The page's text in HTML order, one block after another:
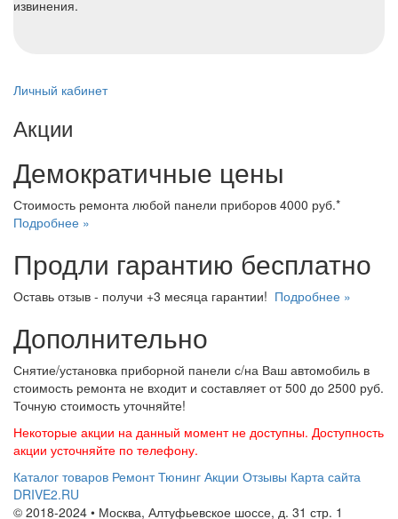
извинения.
Личный кабинет
Акции
Демократичные цены
Стоимость ремонта любой панели приборов 4000 руб.*
Подробнее »
Продли гарантию бесплатно
Оставь отзыв - получи +3 месяца гарантии! Подробнее »
Дополнительно
Снятие/установка приборной панели с/на Ваш автомобиль в
стоимость ремонта не входит и составляет от 500 до 2500 руб.
Точную стоимость уточняйте!
Некоторые акции на данный момент не доступны. Доступность
акции усточняйте по телефону.
Каталог товаров Ремонт Тюнинг Акции Отзывы Карта сайта
DRIVE2.RU
© 2018-2024 • Москва, Алтуфьевское шоссе, д. 31 стр. 1